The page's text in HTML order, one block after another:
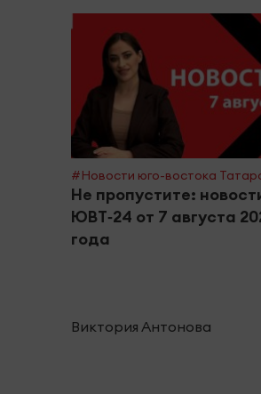
#Новости юго-востока
Не пропустите:
ЮВТ‑24 от 7 августа
года
Виктория Антонова